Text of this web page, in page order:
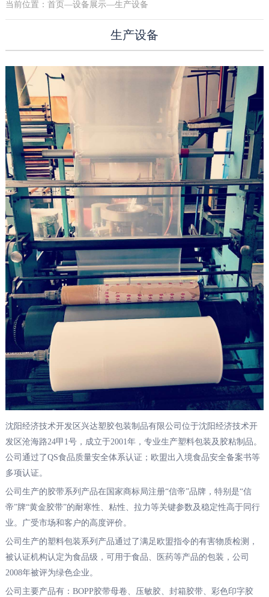
当前位置： 首页 —设备展示—生产设备
生产设备
沈阳经济技术开发区兴达塑胶包装制品有限公司位于沈阳经济技术开
发区沧海路24甲1号，成立于2001年，专业生产塑料包装及胶粘制品。
公司通过了QS食品质量安全体系认证；欧盟出入境食品安全备案书等
多项认证。
公司生产的胶带系列产品在国家商标局注册“信帝”品牌，特别是“信
帝”牌“黄金胶带”的耐寒性、粘性、拉力等关键参数及稳定性高于同行
业。广受市场和客户的高度评价。
公司生产的塑料包装系列产品通过了满足欧盟指令的有害物质检测，
被认证机构认定为食品级，可用于食品、医药等产品的包装，公司
2008年被评为绿色企业。
公司主要产品有：BOPP胶带母卷、压敏胶、封箱胶带、彩色印字胶